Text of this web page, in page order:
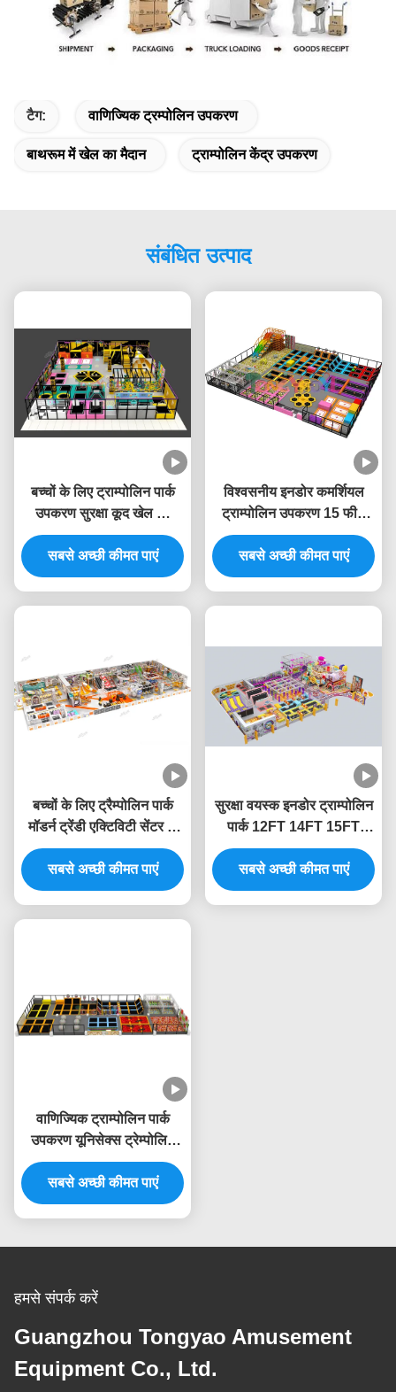
टैग: वाणिज्यिक ट्रम्पोलिन उपकरण
बाथरूम में खेल का मैदान ट्राम्पोलिन केंद्र उपकरण
संबंधित उत्पाद
बच्चों के लिए ट्राम्पोलिन पार्क
उपकरण सुरक्षा कूद खेल का
मैदान इनडोर अनुकूलित
सबसे अच्छी कीमत पाएं
विश्वसनीय इनडोर कमर्शियल
ट्राम्पोलिन उपकरण 15 फीट
इनडोर खेल क्षेत्र
सबसे अच्छी कीमत पाएं
बच्चों के लिए ट्रैम्पोलिन पार्क
मॉडर्न ट्रेंडी एक्टिविटी सेंटर के
साथ 800 वर्ग मीटर का इनडोर
खेल का मैदान
सबसे अच्छी कीमत पाएं
सुरक्षा वयस्क इनडोर ट्राम्पोलिन
पार्क 12FT 14FT 15FT
इनडोर मॉल खेल का मैदान
उपकरण
सबसे अच्छी कीमत पाएं
वाणिज्यिक ट्राम्पोलिन पार्क
उपकरण यूनिसेक्स ट्रेम्पोलिन
केंद्र उपकरण बाड़ जाल के साथ
सबसे अच्छी कीमत पाएं
हमसे संपर्क करें
Guangzhou Tongyao Amusement
Equipment Co., Ltd.